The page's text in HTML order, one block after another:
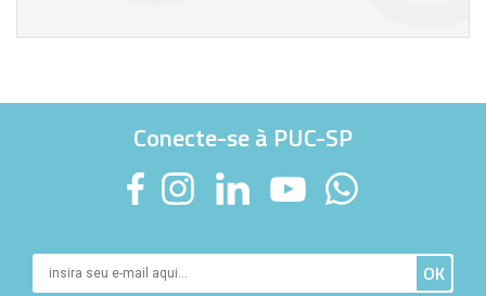
Conecte-se à PUC-SP